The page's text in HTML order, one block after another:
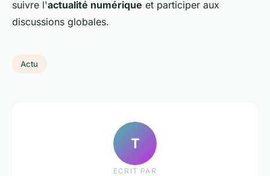
suivre l'actualité numérique et participer aux
discussions globales.
Actu
T
ECRIT PAR